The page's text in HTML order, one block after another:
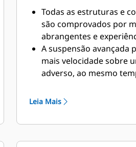
Todas as estruturas e
são comprovados por
abrangentes e
A suspensão avançada
mais velocidade sobre
adverso, ao mesmo
A suspensão dianteira
impactos suave.
Leia Mais